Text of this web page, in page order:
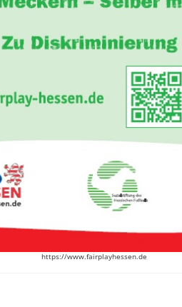
https://www.fairplayhessen.de